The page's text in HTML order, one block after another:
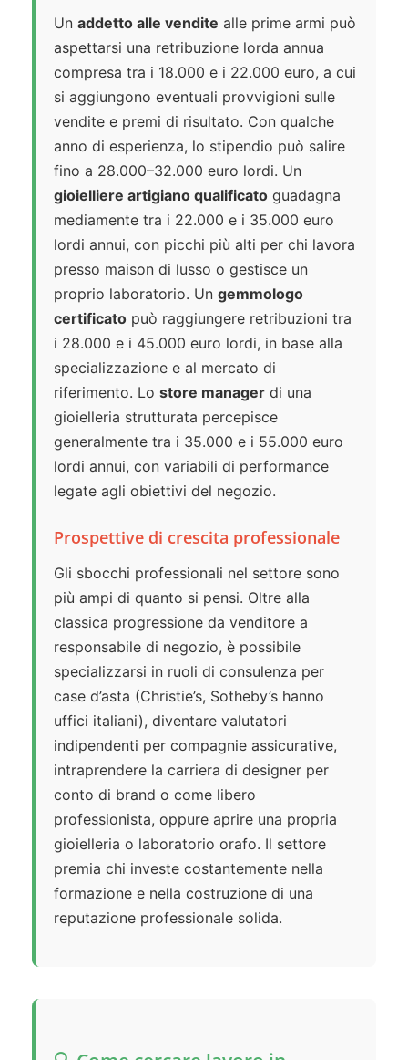
Un addetto alle vendite alle prime armi può
aspettarsi una retribuzione lorda annua
compresa tra i 18.000 e i 22.000 euro, a cui
si aggiungono eventuali provvigioni sulle
vendite e premi di risultato. Con qualche
anno di esperienza, lo stipendio può salire
fino a 28.000–32.000 euro lordi. Un
gioielliere artigiano qualificato guadagna
mediamente tra i 22.000 e i 35.000 euro
lordi annui, con picchi più alti per chi lavora
presso maison di lusso o gestisce un
proprio laboratorio. Un gemmologo
certificato può raggiungere retribuzioni tra
i 28.000 e i 45.000 euro lordi, in base alla
specializzazione e al mercato di
riferimento. Lo store manager di una
gioielleria strutturata percepisce
generalmente tra i 35.000 e i 55.000 euro
lordi annui, con variabili di performance
legate agli obiettivi del negozio.
Prospettive di crescita professionale
Gli sbocchi professionali nel settore sono
più ampi di quanto si pensi. Oltre alla
classica progressione da venditore a
responsabile di negozio, è possibile
specializzarsi in ruoli di consulenza per
case d’asta (Christie’s, Sotheby’s hanno
uffici italiani), diventare valutatori
indipendenti per compagnie assicurative,
intraprendere la carriera di designer per
conto di brand o come libero
professionista, oppure aprire una propria
gioielleria o laboratorio orafo. Il settore
premia chi investe costantemente nella
formazione e nella costruzione di una
reputazione professionale solida.